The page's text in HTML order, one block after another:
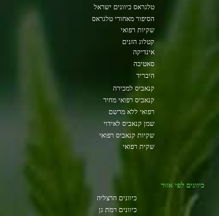
טלגראס כיוונים ישראל
הסיפור מאחורי טלגראס
שקיות רפואי
קטלוג הזנים
אינדיקה
סאטיבה
היבריד
קנאביס למכירה
קנאביס רפואי מחיר
רפואי ללא מרשם
שמן קנאביס לאידוי
שקיות קנאביס רפואי
שקית רפואי
כיוונים לפי אזור
כיוונים הרצליה
כיוונים רמת גן